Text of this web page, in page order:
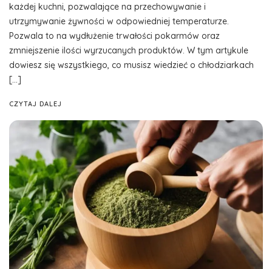
każdej kuchni, pozwalające na przechowywanie i
utrzymywanie żywności w odpowiedniej temperaturze.
Pozwala to na wydłużenie trwałości pokarmów oraz
zmniejszenie ilości wyrzucanych produktów. W tym artykule
dowiesz się wszystkiego, co musisz wiedzieć o chłodziarkach
[…]
CZYTAJ DALEJ